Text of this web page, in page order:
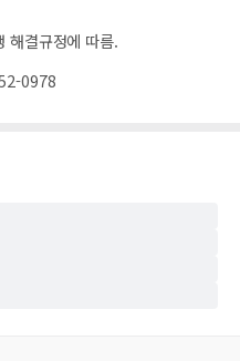
해결규정에 따름.
0978